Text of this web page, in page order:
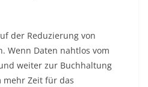
der Reduzierung von
Wenn Daten nahtlos vom
weiter zur Buchhaltung
mehr Zeit für das